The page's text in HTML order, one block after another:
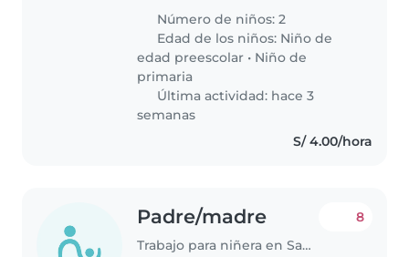
niños, un preescolar y un escolar.
Nuestros hijos son inteligentes,
independientes y muy
amigables...
Número de niños: 2
Edad de los niños: Niño de
edad preescolar • Niño de
primaria
Última actividad: hace 3
semanas
S/ 4.00/hora
Padre/madre
Trabajo para niñera en Santa Anita - Los Ficus
8